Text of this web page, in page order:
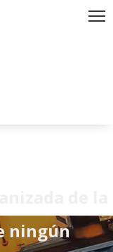
ningún